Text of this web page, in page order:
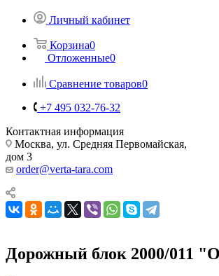
Личный кабинет
Корзина0
Отложенные0
Сравнение товаров0
+7 495 032-76-32
Контактная информация
Москва, ул. Средняя Первомайская,
дом 3
order@verta-tara.com
Дорожный блок 2000/011